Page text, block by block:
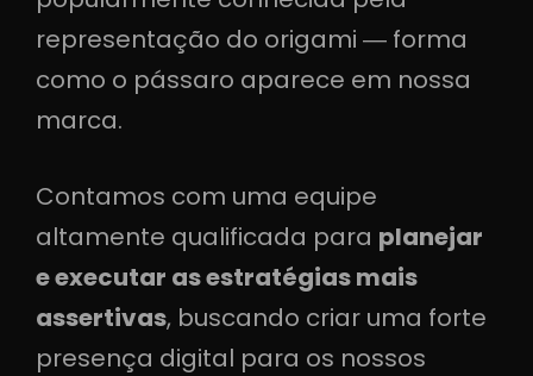
representação do origami ― forma
como o pássaro aparece em nossa
marca.
Contamos com uma equipe
altamente qualificada para planejar
e executar as estratégias mais
assertivas, buscando criar uma forte
presença digital para os nossos